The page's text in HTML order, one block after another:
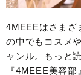
4MEEEはさまざ
の中でもコスメ
ャンル。もっと
『4MEEE美容